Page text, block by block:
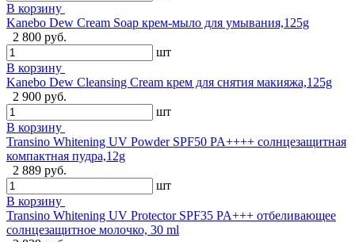
В корзину
Kanebo Dew Cream Soap крем-мыло для умывания,125g
2 800 руб.
шт
В корзину
Kanebo Dew Cleansing Cream крем для снятия макияжа,125g
2 900 руб.
шт
В корзину
Transino Whitening UV Powder SPF50 PA++++ солнцезащитная
компактная пудра,12g
2 889 руб.
шт
В корзину
Transino Whitening UV Protector SPF35 PA+++ отбеливающее
солнцезащитное молочко, 30 ml